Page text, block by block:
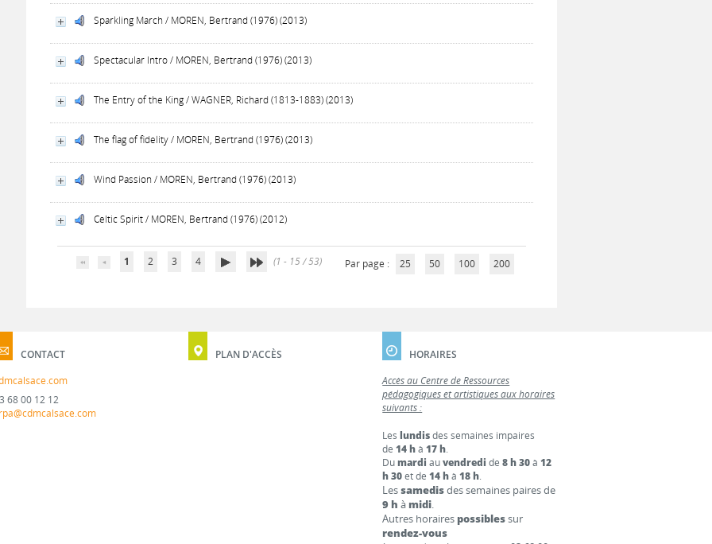
Sparkling March / MOREN, Bertrand (1976) (2013)
Spectacular Intro / MOREN, Bertrand (1976) (2013)
The Entry of the King / WAGNER, Richard (1813-1883) (2013)
The flag of fidelity / MOREN, Bertrand (1976) (2013)
Wind Passion / MOREN, Bertrand (1976) (2013)
Celtic Spirit / MOREN, Bertrand (1976) (2012)
1 2 3 4 (1 - 15 / 53) Par page : 25 50 100 200
CONTACT
68 00 12 12
PLAN D'ACCÈS
HORAIRES
Accès au Centre de Ressources
pédagogiques et artistiques aux horaires
suivants :
Leslundisdes semaines impaires
de14 hà17 h.
Dumardi auvendredi de8 h 30à12
h 30et de14 hà18 h.
Lessamedisdes semaines paires de
9 h à midi.
Autres horaires possiblessur
rendez-vous